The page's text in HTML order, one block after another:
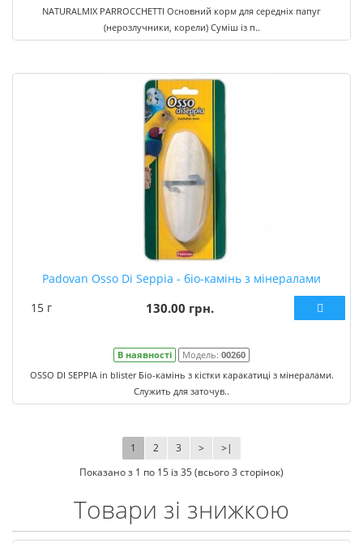
NATURALMIX PARROCCHETTI Основний корм для середніх папуг
(нерозлучники, корели) Суміш із п..
Padovan Osso Di Seppia - біо-камінь з мінералами
15 г
130.00 грн.
В наявності Модель: 00260
OSSO DI SEPPIA in blister Біо-камінь з кістки каракатиці з мінералами.
Служить для заточув..
1 2 3 > >|
Показано з 1 по 15 із 35 (всього 3 сторінок)
Товари зі знижкою